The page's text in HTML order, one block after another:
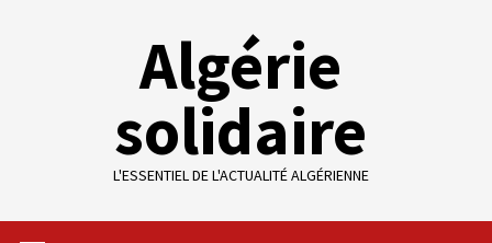
Algérie
solidaire
L'ESSENTIEL DE L'ACTUALITÉ ALGÉRIENNE